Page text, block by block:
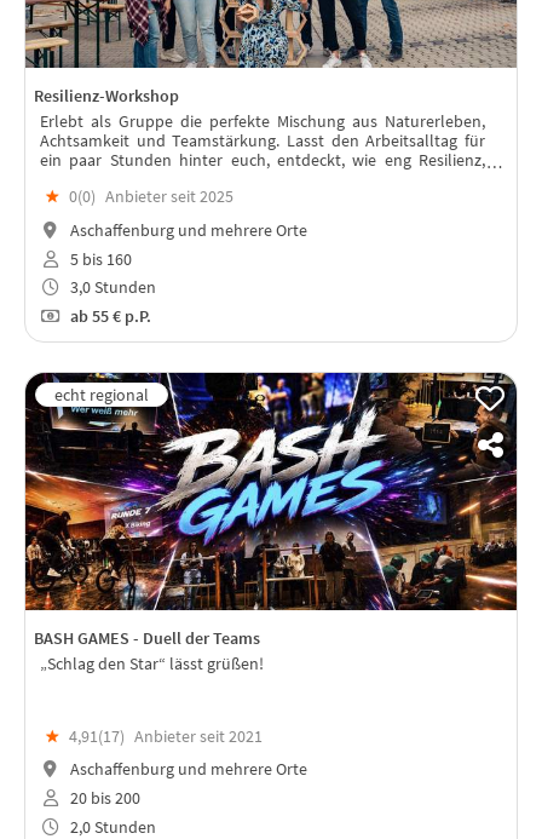
Resilienz-Workshop
Erlebt als Gruppe die perfekte Mischung aus Naturerleben,
Achtsamkeit und Teamstärkung. Lasst den Arbeitsalltag für
ein paar Stunden hinter euch, entdeckt, wie eng Resilienz,
zusammenhängen.
★ 0(0) Anbieter seit 2025
Aschaffenburg und mehrere Orte
5 bis 160
3,0 Stunden
ab55 € p.P.
BASH GAMES - Duell der Teams
„Schlag den Star“ lässt grüßen!
★ 4,91(17) Anbieter seit 2021
Aschaffenburg und mehrere Orte
20 bis 200
2,0 Stunden